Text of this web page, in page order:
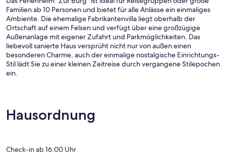
Familien ab 10 Personen und bietet für alle Anlässe ein einmaliges
Ambiente. Die ehemalige Fabrikantenvilla liegt oberhalb der
Ortschaft auf einem Felsen und verfügt über eine großzügige
Außenanlage mit eigener Zufahrt und Parkmöglichkeiten. Das
liebevoll sanierte Haus versprüht nicht nur von außen einen
besonderen Charme, auch der einmalige nostalgische Einrichtungs-
Stil lädt Sie zu einer kleinen Zeitreise durch vergangene Stilepochen
ein.
separat, und zusätzlich 6 Waschtische in den Bettenzimmern zur
Verfügung. Im Erdgeschoss befindet sich eine moderne und gut
geteilt werden. Im Eingangsbereich des Hauses befindet sich eine
60m² große Terrasse umgeben von Felsen, Wald und Wiese. Im
Hausordnung
Check-in ab 16:00 Uhr